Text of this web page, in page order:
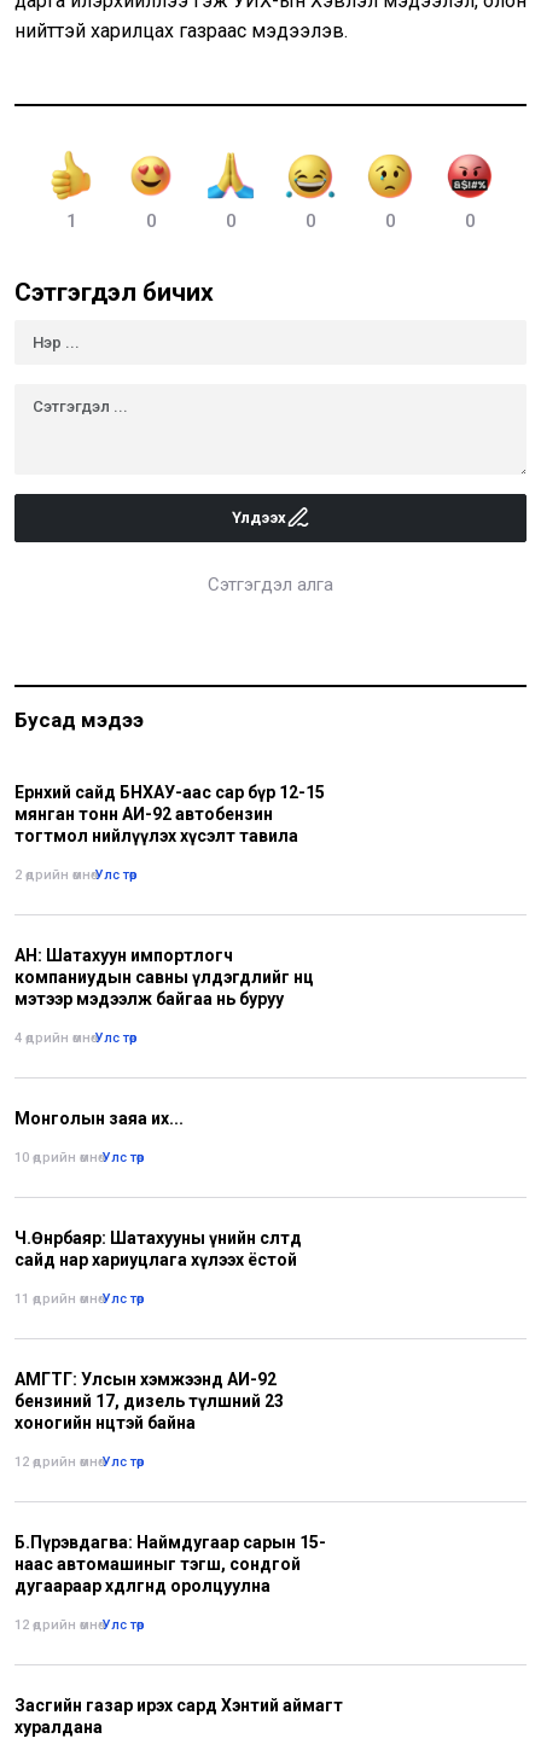
нийттэй харилцах газраас мэдээлэв.
1 0 0 0 0 0
Сэтгэгдэл бичих
Үлдээх
Сэтгэгдэл алга
Бусад мэдээ
Ерөнхий сайд БНХАУ-аас сар бүр 12-15
мянган тонн АИ-92 автобензин
тогтмол нийлүүлэх хүсэлт тавила
2 өдрийн өмнө•Улс төр
АН: Шатахуун импортлогч
компаниудын савны үлдэгдлийг нөөц
мэтээр мэдээлж байгаа нь буруу
4 өдрийн өмнө•Улс төр
Монголын заяа их...
10 өдрийн өмнө•Улс төр
Ч.Өнөрбаяр: Шатахууны үнийн өсөлтөд
сайд нар хариуцлага хүлээх ёстой
11 өдрийн өмнө•Улс төр
АМГТГ: Улсын хэмжээнд АИ-92
бензиний 17, дизель түлшний 23
хоногийн нөөцтэй байна
12 өдрийн өмнө•Улс төр
Б.Пүрэвдагва: Наймдугаар сарын 15-
наас автомашиныг тэгш, сондгой
дугаараар хөдөлгөөнд оролцуулна
12 өдрийн өмнө•Улс төр
Засгийн газар ирэх сард Хэнтий аймагт
хуралдана